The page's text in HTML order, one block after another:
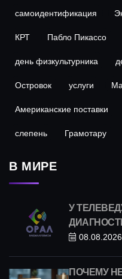
самоидентификация
КРТ Пабло Пикассо
день физкультурника
Островок услуги
Американские поставки
слепень Грамотару
В МИРЕ
У
ПОЧЕМУ